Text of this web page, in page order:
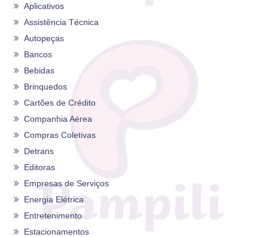
Aplicativos
Assistência Técnica
Autopeças
Bancos
Bebidas
Brinquedos
Cartões de Crédito
Companhia Aérea
Compras Coletivas
Detrans
Editoras
Empresas de Serviços
Energia Elétrica
Entretenimento
Estacionamentos